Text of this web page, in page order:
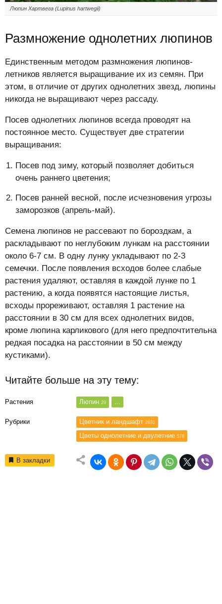
Люпин Хартвега (Lupinus hartwegii)
Размножение однолетних люпинов
Единственным методом размножения люпинов-
летников является выращивание их из семян. При
этом, в отличие от других однолетних звезд, люпины
никогда не выращивают через рассаду.
Посев однолетних люпинов всегда проводят на
постоянное место. Существует две стратегии
выращивания:
Посев под зиму, который позволяет добиться
очень раннего цветения;
Посев ранней весной, после исчезновения угрозы
заморозков (апрель-май).
Семена люпинов не рассевают по бороздкам, а
раскладывают по неглубоким лункам на расстоянии
около 6-7 см. В одну лунку укладывают по 2-3
семечки. После появления всходов более слабые
растения удаляют, оставляя в каждой лунке по 1
растению, а когда появятся настоящие листья,
всходы прореживают, оставляя 1 растение на
расстоянии в 30 см для всех однолетних видов,
кроме люпина карликового (для него предпочтительна
редкая посадка на расстоянии в 50 см между
кустиками).
Читайте больше на эту тему:
Растения Люпин 29 ...
Рубрики Цветник и ландшафт 2631
Цветы однолетние и двулетние 578
В закладки